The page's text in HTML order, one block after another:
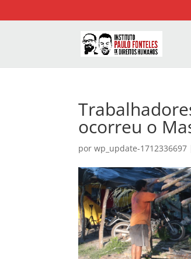
ocorreu o
porwp_update-1712336697